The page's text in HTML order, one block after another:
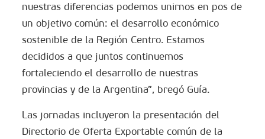
nuestras diferencias podemos unirnos en pos de
un objetivo común: el desarrollo económico
sostenible de la Región Centro. Estamos
decididos a que juntos continuemos
fortaleciendo el desarrollo de nuestras
provincias y de la Argentina”, bregó Guía.
Las jornadas incluyeron la presentación del
Directorio de Oferta Exportable común de la